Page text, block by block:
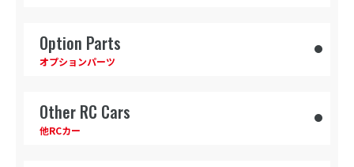
オプションパーツ
Option Parts
他RCカー
Other RC Cars